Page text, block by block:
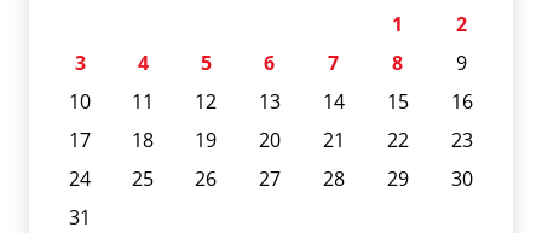
1
2
3
4 5 6 7 8
9
10
11 12 13 14 15
16
17
18 19 20 21 22
23
24
25 26 27 28 29
30
31